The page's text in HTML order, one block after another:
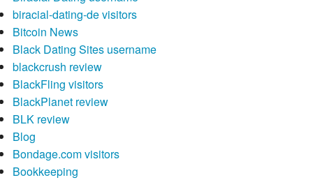
biracial-dating-de visitors
Bitcoin News
Black Dating Sites username
blackcrush review
BlackFling visitors
BlackPlanet review
BLK review
Blog
Bondage.com visitors
Bookkeeping